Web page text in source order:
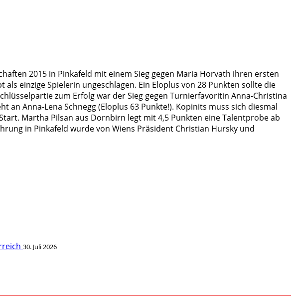
2015 in Pinkafeld mit einem Sieg gegen Maria Horvath ihren ersten
einzige Spielerin ungeschlagen. Ein Eloplus von 28 Punkten sollte die
zum Erfolg war der Sieg gegen Turnierfavoritin Anna-Christina
Anna-Lena Schnegg (Eloplus 63 Punkte!). Kopinits muss sich diesmal
Martha Pilsan aus Dornbirn legt mit 4,5 Punkten eine Talentprobe ab
in Pinkafeld wurde von Wiens Präsident Christian Hursky und
30. Juli 2026